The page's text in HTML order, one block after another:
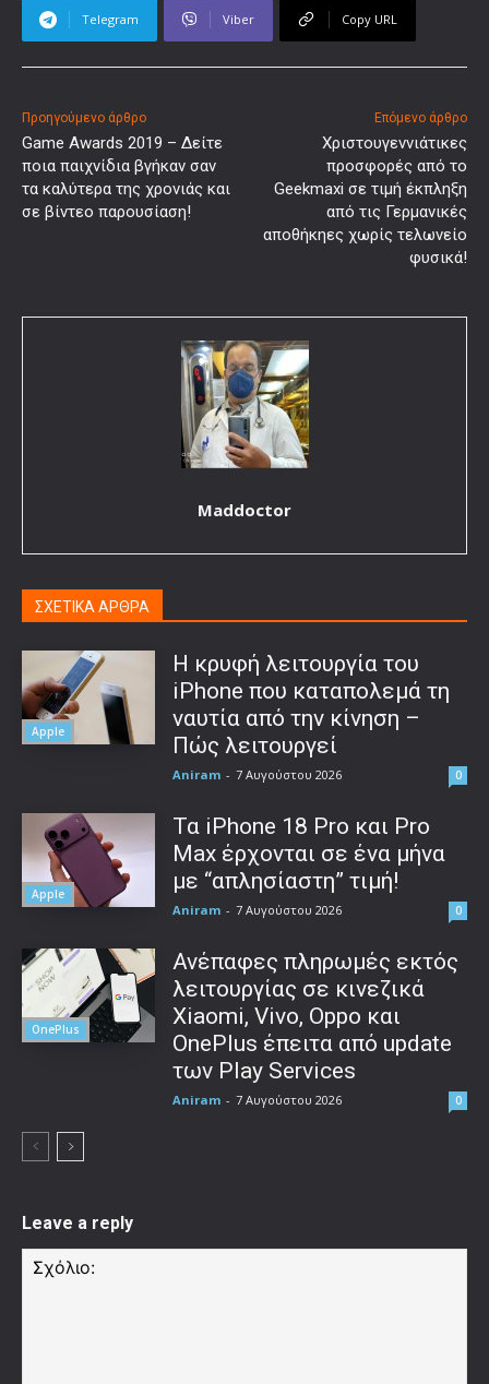
Telegram Viber Copy URL
Προηγούμενο άρθρο
Game Awards 2019 – Δείτε
ποια παιχνίδια βγήκαν σαν
τα καλύτερα της χρονιάς και
σε βίντεο παρουσίαση!
Επόμενο άρθρο
Χριστουγεννιάτικες
προσφορές από το
Geekmaxi σε τιμή έκπληξη
από τις Γερμανικές
αποθήκηες χωρίς τελωνείο
φυσικά!
Maddoctor
ΣΧΕΤΙΚΑ ΑΡΘΡΑ
Apple
Η κρυφή λειτουργία του
iPhone που καταπολεμά τη
ναυτία από την κίνηση –
Πώς λειτουργεί
Aniram - 7 Αυγούστου 2026 0
Apple
Τα iPhone 18 Pro και Pro
Max έρχονται σε ένα μήνα
με “απλησίαστη” τιμή!
Aniram - 7 Αυγούστου 2026 0
OnePlus
Ανέπαφες πληρωμές εκτός
λειτουργίας σε κινεζικά
Xiaomi, Vivo, Oppo και
OnePlus έπειτα από update
των Play Services
Aniram - 7 Αυγούστου 2026 0
Leave a reply